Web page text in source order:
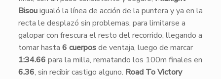
Bisouigualó la línea de acción de la puntera y ya en la
recta le desplazó sin problemas, para limitarse a
galopar con frescura el resto del recorrido, llegando a
tomar hasta 6 cuerposde ventaja, luego de marcar
1:34.66 para la milla, rematando los 100m finales en
6.36, sin recibir castigo alguno. Road To Victory